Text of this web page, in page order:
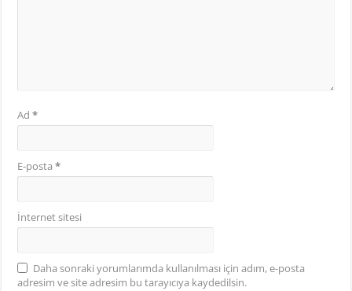
Ad*
E-posta*
İnternet sitesi
Daha sonraki yorumlarımda kullanılması için adım, e-posta
adresim ve site adresim bu tarayıcıya kaydedilsin.